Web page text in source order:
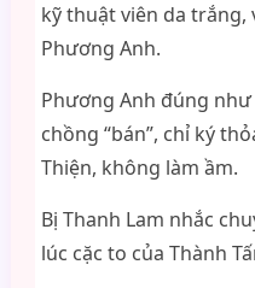
kỹ thuật viên da trắng,
Phương Anh.
Phương Anh đúng
chồng “bán”, chỉ ký
Thiện, không làm ầm.
Bị Thanh Lam nhắc
lúc cặc to của Thành